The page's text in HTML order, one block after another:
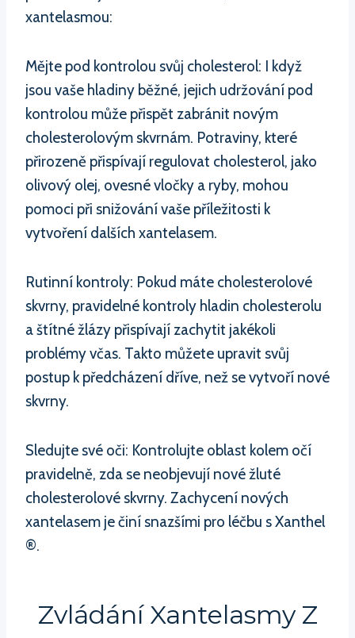
xantelasmou:
Mějte pod kontrolou svůj cholesterol: I když
jsou vaše hladiny běžné, jejich udržování pod
kontrolou může přispět zabránit novým
cholesterolovým skvrnám. Potraviny, které
přirozeně přispívají regulovat cholesterol, jako
olivový olej, ovesné vločky a ryby, mohou
pomoci při snižování vaše příležitosti k
vytvoření dalších xantelasem.
Rutinní kontroly: Pokud máte cholesterolové
skvrny, pravidelné kontroly hladin cholesterolu
a štítné žlázy přispívají zachytit jakékoli
problémy včas. Takto můžete upravit svůj
postup k předcházení dříve, než se vytvoří nové
skvrny.
Sledujte své oči: Kontrolujte oblast kolem očí
pravidelně, zda se neobjevují nové žluté
cholesterolové skvrny. Zachycení nových
xantelasem je činí snazšími pro léčbu s Xanthel
®.
Zvládání Xantelasmy Z